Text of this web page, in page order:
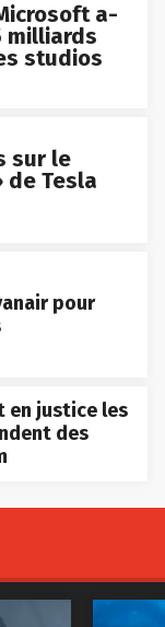
a-
milliards
studios
sur le
de Tesla
pour
en justice les
des